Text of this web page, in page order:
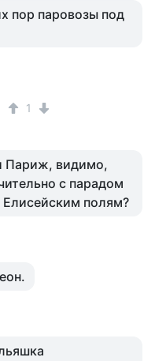
пор паровозы под
1
Париж, видимо,
с парадом
Елисейским полям?